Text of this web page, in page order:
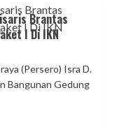
Brantas
I Di IKN
(Persero) Isra D.
Bangunan Gedung